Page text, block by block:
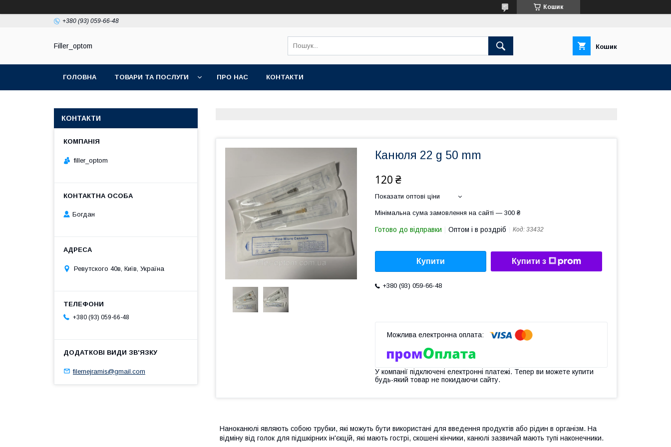
Кошик
+380 (93) 059-66-48
Filler_optom Кошик
ГОЛОВНА ТОВАРИ ТА ПОСЛУГИ ПРО НАС КОНТАКТИ
Канюля 22 g 50 mm
120 ₴
Показати оптові ціни
Мінімальна сума замовлення на сайті — 300 ₴
Готово до відправки Оптом і в роздріб Код: 33432
Купити Купити з
+380 (93) 059-66-48
У компанії підключені електронні платежі. Тепер ви можете купити
будь-який товар не покидаючи сайту.
Наноканюлі являють собою трубки, які можуть бути використані для введення продуктів або рідин в організм. На
відміну від голок для підшкірних ін'єкцій, які мають гострі, скошені кінчики, канюлі зазвичай мають тупі наконечники.
КОНТАКТИ
filler_optom
Богдан
Ревутского 40в, Київ, Україна
+380 (93) 059-66-48
filernejramis@gmail.com